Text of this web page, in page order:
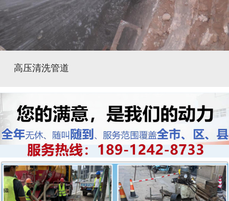
高压清洗管道